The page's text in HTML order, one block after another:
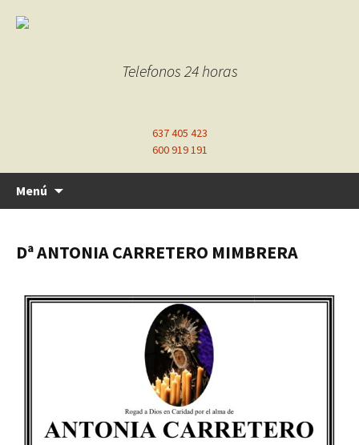
Telefonos 24 horas
637 405 423
600 919 191
Menú
Dª ANTONIA CARRETERO MIMBRERA